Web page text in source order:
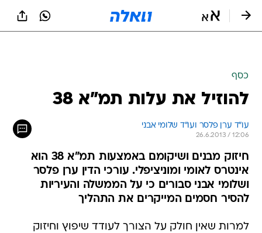
כסף
להוזיל את עלות תמ"א 38
עו"ד ערן פלסר ועו"ד שלומי אבני
26.6.2013 / 12:06
חיזוק מבנים ושיקומם באמצעות תמ"א 38 הוא
אינטרס לאומי ומוניציפלי. עורכי הדין ערן פלסר
ושלומי אבני סבורים כי על הממשלה והעיריות
להסיר חסמים המייקרים את התהליך
למרות שאין חולק על הצורך לעודד שיפוץ וחיזוק